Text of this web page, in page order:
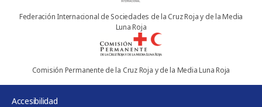
Federación Internacional de Sociedades de la Cruz Roja y de la Media
Luna Roja
Comisión Permanente de la Cruz Roja y de la Media Luna Roja
Accesibilidad